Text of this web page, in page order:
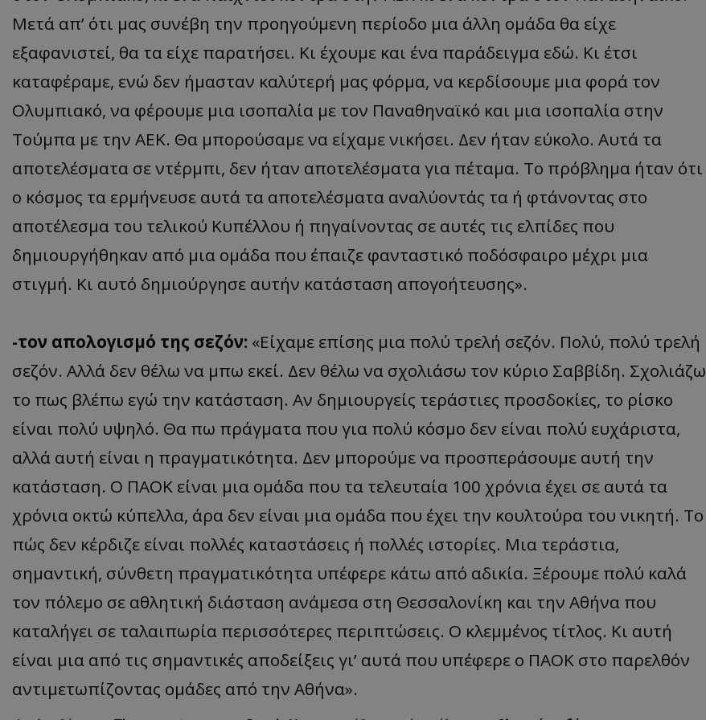
Μετά απ’ ότι μας συνέβη την προηγούμενη περίοδο μια άλλη ομάδα θα είχε
εξαφανιστεί, θα τα είχε παρατήσει. Κι έχουμε και ένα παράδειγμα εδώ. Κι έτσι
καταφέραμε, ενώ δεν ήμασταν καλύτερή μας φόρμα, να κερδίσουμε μια φορά τον
Ολυμπιακό, να φέρουμε μια ισοπαλία με τον Παναθηναϊκό και μια ισοπαλία στην
Τούμπα με την ΑΕΚ. Θα μπορούσαμε να είχαμε νικήσει. Δεν ήταν εύκολο. Αυτά τα
αποτελέσματα σε ντέρμπι, δεν ήταν αποτελέσματα για πέταμα. Το πρόβλημα ήταν ότι
ο κόσμος τα ερμήνευσε αυτά τα αποτελέσματα αναλύοντάς τα ή φτάνοντας στο
αποτέλεσμα του τελικού Κυπέλλου ή πηγαίνοντας σε αυτές τις ελπίδες που
δημιουργήθηκαν από μια ομάδα που έπαιζε φανταστικό ποδόσφαιρο μέχρι μια
στιγμή. Κι αυτό δημιούργησε αυτήν κατάσταση απογοήτευσης».
-τον απολογισμό της σεζόν: «Είχαμε επίσης μια πολύ τρελή σεζόν. Πολύ, πολύ τρελή
σεζόν. Αλλά δεν θέλω να μπω εκεί. Δεν θέλω να σχολιάσω τον κύριο Σαββίδη. Σχολιάζω
το πως βλέπω εγώ την κατάσταση. Αν δημιουργείς τεράστιες προσδοκίες, το ρίσκο
είναι πολύ υψηλό. Θα πω πράγματα που για πολύ κόσμο δεν είναι πολύ ευχάριστα,
αλλά αυτή είναι η πραγματικότητα. Δεν μπορούμε να προσπεράσουμε αυτή την
κατάσταση. Ο ΠΑΟΚ είναι μια ομάδα που τα τελευταία 100 χρόνια έχει σε αυτά τα
χρόνια οκτώ κύπελλα, άρα δεν είναι μια ομάδα που έχει την κουλτούρα του νικητή. Το
πώς δεν κέρδιζε είναι πολλές καταστάσεις ή πολλές ιστορίες. Μια τεράστια,
σημαντική, σύνθετη πραγματικότητα υπέφερε κάτω από αδικία. Ξέρουμε πολύ καλά
τον πόλεμο σε αθλητική διάσταση ανάμεσα στη Θεσσαλονίκη και την Αθήνα που
καταλήγει σε ταλαιπωρία περισσότερες περιπτώσεις. Ο κλεμμένος τίτλος. Κι αυτή
είναι μια από τις σημαντικές αποδείξεις γι’ αυτά που υπέφερε ο ΠΑΟΚ στο παρελθόν
αντιμετωπίζοντας ομάδες από την Αθήνα».